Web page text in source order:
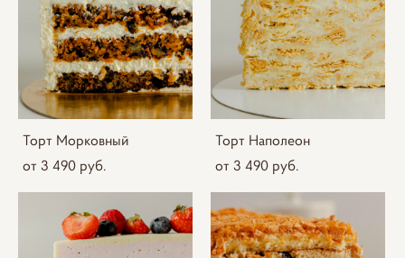
Торт Морковный
от 3 490 pуб.
Торт Наполеон
от 3 490 pуб.